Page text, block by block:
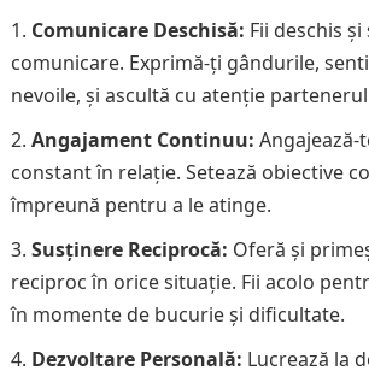
Comunicare Deschisă: Fii deschis
comunicare. Exprimă-ți gândurile,
nevoile, și ascultă cu atenție
Angajament Continuu: Angajează-
constant în relație. Setează obiective
împreună pentru a le atinge.
Susținere Reciprocă: Oferă și
reciproc în orice situație. Fii acolo
în momente de bucurie și dificultate.
Dezvoltare Personală: Lucrează la